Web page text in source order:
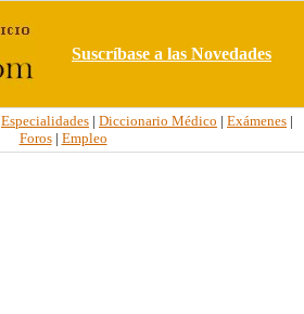
Suscríbase a las Novedades
Especialidades | Diccionario Médico | Exámenes |
Foros| Empleo